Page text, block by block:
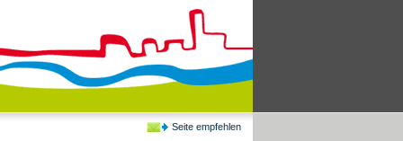
Seite empfehlen